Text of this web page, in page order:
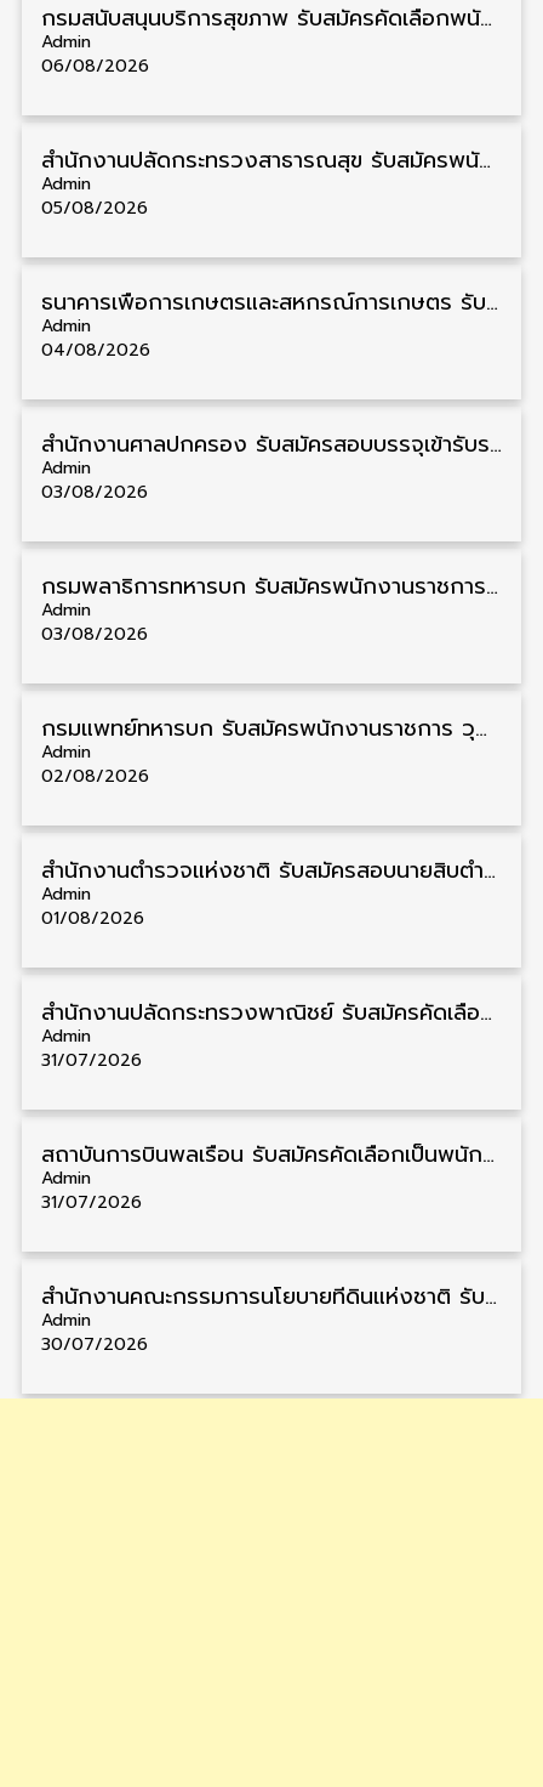
กรมสนับสนุนบริการสุขภาพ รับสมัครคัดเลือกพนักงานราชการ วุฒิ ปวส./ป.ตรี 13 อัตรา รับสมัคร 11 – 20 สิงหาคม
Admin
06/08/2026
สำนักงานปลัดกระทรวงสาธารณสุข รับสมัครพนักงานราชการรูปแบบพิเศษ วุฒิ ปวส./ป.ตรี 102 อัตรา รับสมัคร 17 – 28 สิงหาคม
Admin
05/08/2026
ธนาคารเพื่อการเกษตรและสหกรณ์การเกษตร รับสมัครบุคคลเพื่อเป็นผู้ช่วยพนักงาน วุฒิ ป.ตรี 5 อัตรา รับสมัคร 4 – 14 สิงหาคม
Admin
04/08/2026
สํานักงานศาลปกครอง รับสมัครสอบบรรจุเข้ารับราชการ วุฒิ ป.ตรี 72 อัตรา รับสมัคร 31 สิงหาคม – 18 กันยายน
Admin
03/08/2026
กรมพลาธิการทหารบก รับสมัครพนักงานราชการ วุฒิ ม.3/ม.6/ปวช. 66 อัตรา รับสมัคร 10 – 17 สิงหาคม
Admin
03/08/2026
กรมแพทย์ทหารบก รับสมัครพนักงานราชการ วุฒิ ม.3/ม.6/ปวช./ปวท./ปวส. 6 อัตรา รับสมัคร 3 – 7 สิงหาคม
Admin
02/08/2026
สำนักงานตำรวจแห่งชาติ รับสมัครสอบนายสิบตำรวจ วุฒิ ม.6/ปวช. 6,000 อัตรา รับสมัคร 8 – 19 สิงหาคม
Admin
01/08/2026
สำนักงานปลัดกระทรวงพาณิชย์ รับสมัครคัดเลือกพนักงานราชการ วุฒิ ปวส./ป.ตรี 11 อัตรา รับสมัคร 10 – 21 สิงหาคม
Admin
31/07/2026
สถาบันการบินพลเรือน รับสมัครคัดเลือกเป็นพนักงาน วุฒิ ป.ตรี/ป.โท/ป.เอก 11 อัตรา รับสมัคร 27 กรกฎาคม – 10 สิงหาคม
Admin
31/07/2026
สำนักงานคณะกรรมการนโยบายที่ดินแห่งชาติ รับสมัครคัดเลือกพนักงานราชการ วุฒิ ป.ตรี 6 อัตรา รับสมัคร 13 กรกฎาคม – 6 สิงหาคม
Admin
30/07/2026